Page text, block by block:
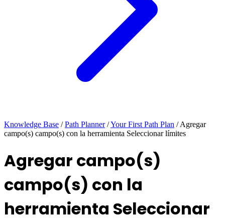
Knowledge Base / Path Planner /Your First Path Plan / Agregar
campo(s) campo(s) con la herramienta Seleccionar límites
Agregar campo(s)
campo(s) con la
herramienta Seleccionar